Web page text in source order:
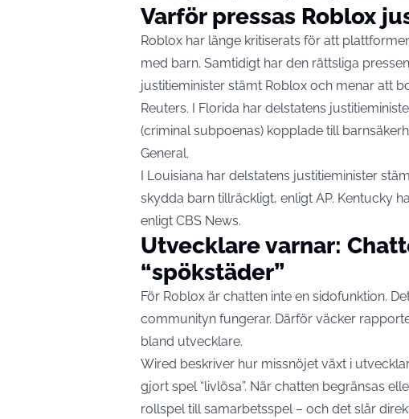
Varför pressas Roblox
Roblox har länge kritiserats för att
med barn. Samtidigt har den rättsliga
justitieminister stämt Roblox och menar att
Reuters. I Florida har delstatens
(criminal subpoenas) kopplade till
General.
I Louisiana har delstatens justitieminister
skydda barn tillräckligt, enligt AP. Kentucky
enligt CBS News.
Utvecklare varnar:
“spökstäder”
För Roblox är chatten inte en sidofunktion.
communityn fungerar. Därför väcker
bland utvecklare.
Wired beskriver hur missnöjet växt i
gjort spel “livlösa”. När chatten begränsas
rollspel till samarbetsspel – och det slår